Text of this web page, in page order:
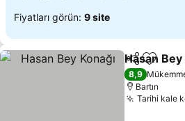
Fiyatları görün: 9 site
Paylaş
Hasan Bey
8,9
Bartın
Tarihi kale